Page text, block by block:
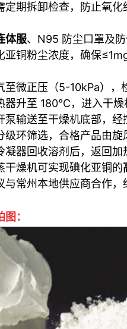
期拆卸检查，防止氧化
体服、N95 防尘口罩及
铜粉尘浓度，确保
至微正压（5-10kPa），
器升至 180℃，进入干燥
泵输送至干燥机底部，
级环筛选，合格产品由
凝器回收溶剂后，返回加
干燥机可实现碘化亚铜的
常州本地供应商合作
：